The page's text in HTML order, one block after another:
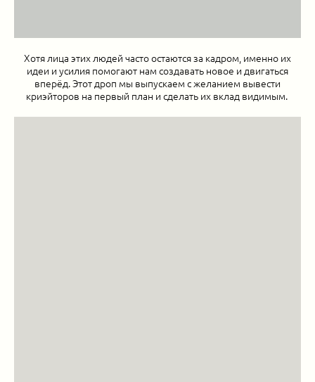
Хотя лица этих людей часто остаются за кадром, именно их
идеи и усилия помогают нам создавать новое и двигаться
вперёд. Этот дроп мы выпускаем с желанием вывести
криэйторов на первый план и сделать их вклад видимым.